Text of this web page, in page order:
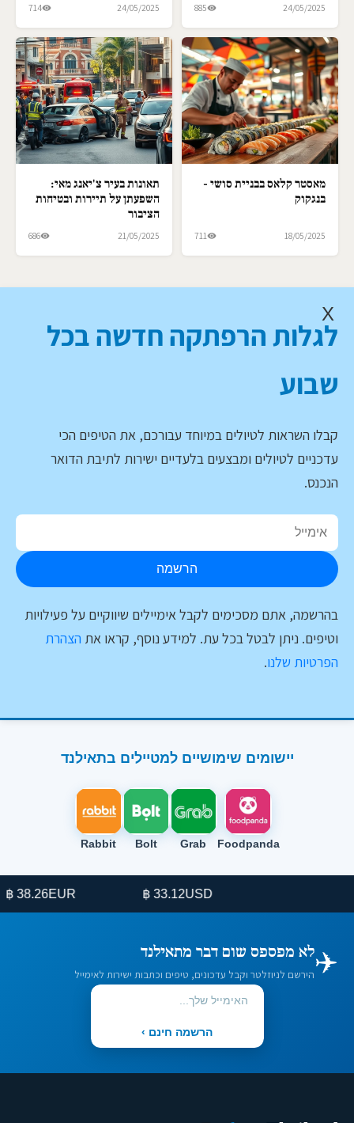
24/05/2025
885
24/05/2025
714
מאסטר קלאס בבניית סושי -
בנגקוק
18/05/2025
711
תאונות בעיר צ'יאנג מאי:
השפעתן על תיירות ובטיחות
הציבור
21/05/2025
686
X
לגלות הרפתקה חדשה בכל
שבוע
קבלו השראות לטיולים במיוחד עבורכם, את הטיפים הכי
עדכניים לטיולים ומבצעים בלעדיים ישירות לתיבת הדואר
הנכנס.
הרשמה
בהרשמה, אתם מסכימים לקבל אימיילים שיווקיים על פעילויות
וטיפים. ניתן לבטל בכל עת. למידע נוסף, קראו את הצהרת
הפרטיות שלנו.
יישומים שימושיים למטיילים בתאילנד
Foodpanda
Grab
Bolt
Rabbit
USD
33.12 ฿
EUR
฿
✈️לא מפספס שום דבר מתאילנד
הירשם לניוזלטר וקבל עדכונים, טיפים וכתבות ישירות לאימייל
הרשמה חינם ›